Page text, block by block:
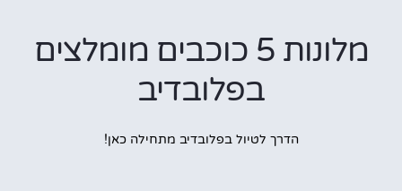
מלונות 5 כוכבים מומלצים
בפלובדיב
הדרך לטיול בפלובדיב מתחילה כאן!